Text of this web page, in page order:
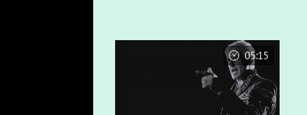
05:15